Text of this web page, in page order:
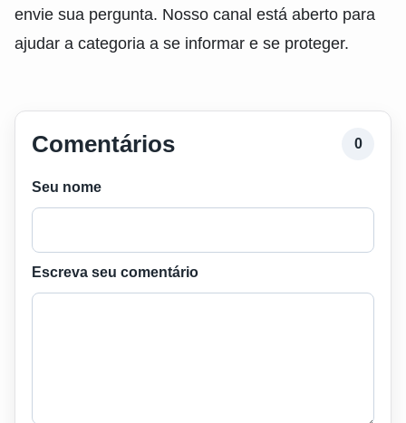
envie sua pergunta. Nosso canal está aberto para
ajudar a categoria a se informar e se proteger.
Comentários 0
Seu nome
Escreva seu comentário